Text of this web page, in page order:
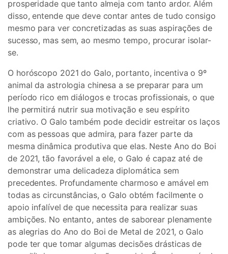
prosperidade que tanto almeja com tanto ardor. Além
disso, entende que deve contar antes de tudo consigo
mesmo para ver concretizadas as suas aspirações de
sucesso, mas sem, ao mesmo tempo, procurar isolar-
se.
O horóscopo 2021 do Galo, portanto, incentiva o 9º
animal da astrologia chinesa a se preparar para um
período rico em diálogos e trocas profissionais, o que
lhe permitirá nutrir sua motivação e seu espírito
criativo. O Galo também pode decidir estreitar os laços
com as pessoas que admira, para fazer parte da
mesma dinâmica produtiva que elas. Neste Ano do Boi
de 2021, tão favorável a ele, o Galo é capaz até de
demonstrar uma delicadeza diplomática sem
precedentes. Profundamente charmoso e amável em
todas as circunstâncias, o Galo obtém facilmente o
apoio infalível de que necessita para realizar suas
ambições. No entanto, antes de saborear plenamente
as alegrias do Ano do Boi de Metal de 2021, o Galo
pode ter que tomar algumas decisões drásticas de